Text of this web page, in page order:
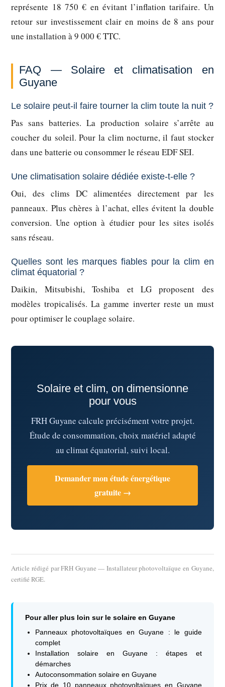
représente 18 750 € en évitant l’inflation tarifaire. Un
retour sur investissement clair en moins de 8 ans pour
une installation à 9 000 € TTC.
FAQ — Solaire et climatisation en
Guyane
Le solaire peut-il faire tourner la clim toute la nuit ?
Pas sans batteries. La production solaire s’arrête au
coucher du soleil. Pour la clim nocturne, il faut stocker
dans une batterie ou consommer le réseau EDF SEI.
Une climatisation solaire dédiée existe-t-elle ?
Oui, des clims DC alimentées directement par les
panneaux. Plus chères à l’achat, elles évitent la double
conversion. Une option à étudier pour les sites isolés
sans réseau.
Quelles sont les marques fiables pour la clim en
climat équatorial ?
Daikin, Mitsubishi, Toshiba et LG proposent des
modèles tropicalisés. La gamme inverter reste un must
pour optimiser le couplage solaire.
Solaire et clim, on dimensionne
pour vous
FRH Guyane calcule précisément votre projet.
Étude de consommation, choix matériel adapté
au climat équatorial, suivi local.
Demander mon étude énergétique
gratuite →
Article rédigé parFRH Guyane — Installateur photovoltaïque en Guyane,
certifié RGE.
Pour aller plus loin sur le solaire en Guyane
Panneaux photovoltaïques en Guyane : le guide
complet
Installation solaire en Guyane : étapes et
démarches
Autoconsommation solaire en Guyane
Prix de 10 panneaux photovoltaïques en Guyane